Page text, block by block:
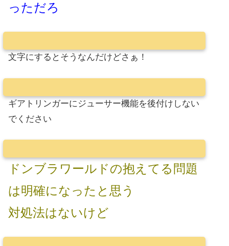
っただろ
文字にするとそうなんだけどさぁ！
ギアトリンガーにジューサー機能を後付けしない
でください
ドンブラワールドの抱えてる問題
は明確になったと思う
対処法はないけど